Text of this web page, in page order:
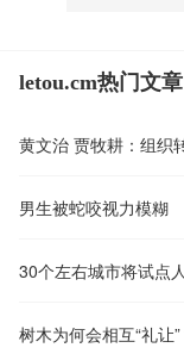
letou.cm热门文章
男生被蛇咬视力模糊